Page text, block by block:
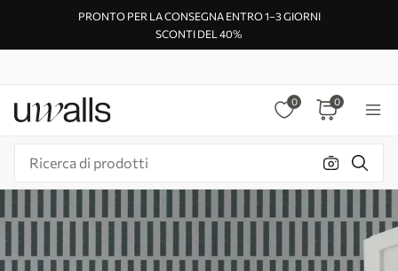
PRONTO PER LA CONSEGNA ENTRO 1–3 GIORNI
SCONTI DEL 40%
0 0